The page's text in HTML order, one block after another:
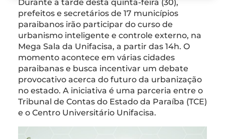
Durante a tarde desta quinta-feira (30),
prefeitos e secretários de 17 municípios
paraibanos irão participar do curso de
urbanismo inteligente e controle externo, na
Mega Sala da Unifacisa, a partir das 14h. O
momento acontece em várias cidades
paraibanas e busca incentivar um debate
provocativo acerca do futuro da urbanização
no estado. A iniciativa é uma parceria entre o
Tribunal de Contas do Estado da Paraíba (TCE)
e o Centro Universitário Unifacisa.